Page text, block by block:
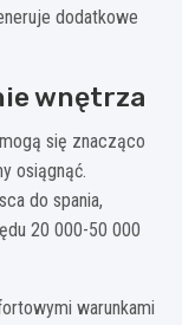
dodatkowe
wnętrza
się znacząco
osiągnąć.
do spania,
20 000-50 000
warunkami